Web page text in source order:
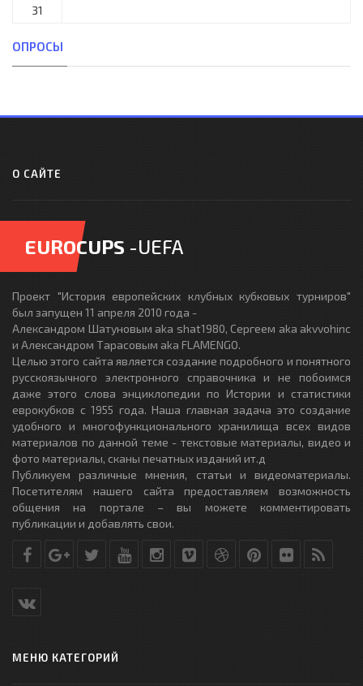
31
ОПРОСЫ
О САЙТЕ
EUROCUPS -UEFA
Проект "История европейских клубных кубковых турниров"
был запущен 11 апреля 2010 года -
Александром Шатуновым aka shat1980, Сергеем aka akvvohinc
и Александром Тарасовым aka FLAMENGO.
Целью этого сайта является создание подробного и понятного
русскоязычного электронного справочника и не побоимся
даже этого слова энциклопедии по Истории и статистики
еврокубков с 1955 года. Наша главная задача это создание
удобного и многофункционального хранилища всех видов
материалов по данной теме - текстовые материалы, видео и
фото материалы, сканы печатных изданий ит.д
Публикуем различные мнения, статьи и видеоматериалы.
Посетителям нашего сайта предоставляем возможность
общения на портале – вы можете комментировать
публикации и добавлять свои.
МЕНЮ КАТЕГОРИЙ